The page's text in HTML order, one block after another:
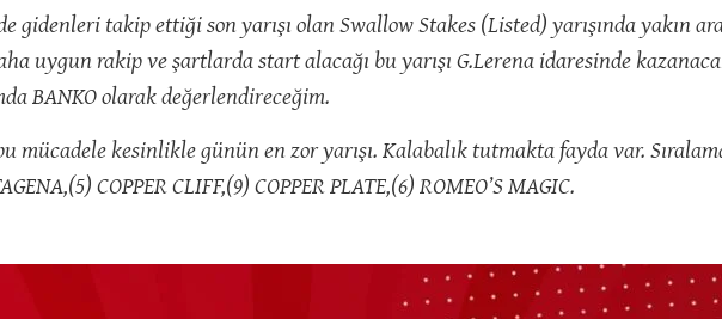
gidenleri takip ettiği son yarışı olan Swallow Stakes (Listed) yarışında yakın
uygun rakip ve şartlarda start alacağı bu yarışı G.Lerena idaresinde
BANKO olarak değerlendireceğim.
mücadele kesinlikle günün en zor yarışı. Kalabalık tutmakta fayda var.
COPPER CLIFF,(9) COPPER PLATE,(6) ROMEO’S MAGIC.